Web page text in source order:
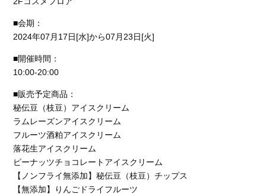
■会期：
2024年07月17日[水]から07月23日[火]
■開催時間：
10:00-20:00
■販売予定商品：
秘伝豆（枝豆）アイスクリーム
ラムレーズンアイスクリーム
フルーツ酒粕アイスクリーム
落花生アイスクリーム
ピーナッツチョコレートアイスクリーム
【ノンフライ無添加】秘伝豆（枝豆）チップス
【無添加】りんごドライフルーツ